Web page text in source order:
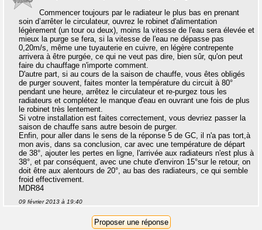
Commencer toujours par le radiateur le plus bas en prenant
soin d’arrêter le circulateur, ouvrez le robinet d'alimentation
légèrement (un tour ou deux), moins la vitesse de l'eau sera élevée et
mieux la purge se fera, si la vitesse de l'eau ne dépasse pas
0,20m/s, même une tuyauterie en cuivre, en légère contrepente
arrivera à être purgée, ce qui ne veut pas dire, bien sûr, qu'on peut
faire du chauffage n'importe comment.
D'autre part, si au cours de la saison de chauffe, vous êtes obligés
de purger souvent, faites monter la température du circuit à 80°
pendant une heure, arrêtez le circulateur et re-purgez tous les
radiateurs et complétez le manque d'eau en ouvrant une fois de plus
le robinet très lentement.
Si votre installation est faites correctement, vous devriez passer la
saison de chauffe sans autre besoin de purger.
Enfin, pour aller dans le sens de la réponse 5 de GC, il n'a pas tort,à
mon avis, dans sa conclusion, car avec une température de départ
de 38°, ajouter les pertes en ligne, l'arrivée aux radiateurs n'est plus à
38°, et par conséquent, avec une chute d'environ 15°sur le retour, on
doit être aux alentours de 20°, au bas des radiateurs, ce qui semble
froid effectivement.
MDR84
09 février 2013 à 19:40